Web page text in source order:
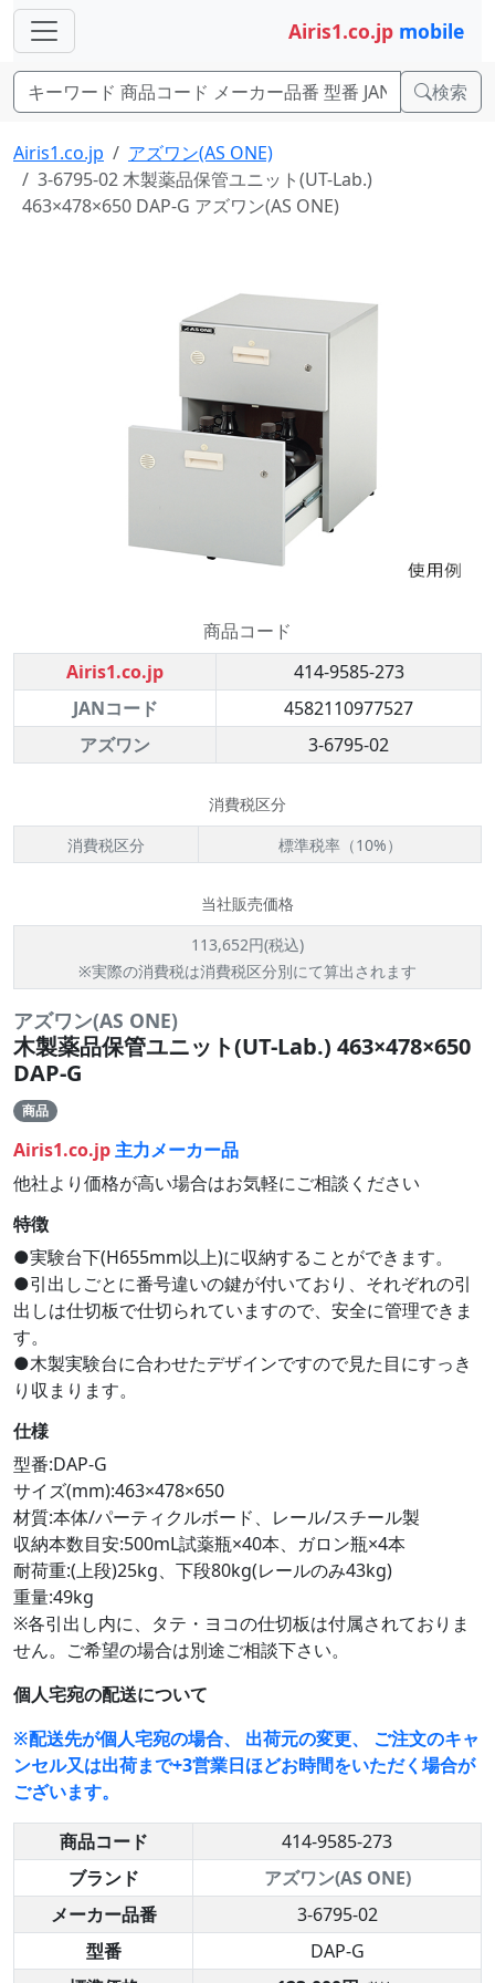
Airis1.co.jp mobile
検索
Airis1.co.jp
アズワン(AS ONE)
3-6795-02 木製薬品保管ユニット(UT-Lab.)
463×478×650 DAP-G アズワン(AS ONE)
商品コード
Airis1.co.jp
414-9585-273
JANコード
4582110977527
アズワン
3-6795-02
消費税区分
消費税区分
標準税率（10%）
当社販売価格
113,652円(税込)
※実際の消費税は消費税区分別にて算出されます
アズワン(AS ONE)
木製薬品保管ユニット(UT-Lab.) 463×478×650
DAP-G
商品
Airis1.co.jp主力メーカー品
他社より価格が高い場合はお気軽にご相談ください
特徴
●実験台下(H655mm以上)に収納することができます。
●引出しごとに番号違いの鍵が付いており、それぞれの引
出しは仕切板で仕切られていますので、安全に管理できま
す。
●木製実験台に合わせたデザインですので見た目にすっき
り収まります。
仕様
型番:DAP-G
サイズ(mm):463×478×650
材質:本体/パーティクルボード、レール/スチール製
収納本数目安:500mL試薬瓶×40本、ガロン瓶×4本
耐荷重:(上段)25kg、下段80kg(レールのみ43kg)
重量:49kg
※各引出し内に、タテ・ヨコの仕切板は付属されておりま
せん。ご希望の場合は別途ご相談下さい。
個人宅宛の配送について
※配送先が個人宅宛の場合、 出荷元の変更、 ご注文のキャ
ンセル又は出荷まで+3営業日ほどお時間をいただく場合が
ございます。
商品コード
414-9585-273
ブランド
アズワン(AS ONE)
メーカー品番
3-6795-02
型番
DAP-G